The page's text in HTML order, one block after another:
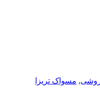
, مسواک تریزا